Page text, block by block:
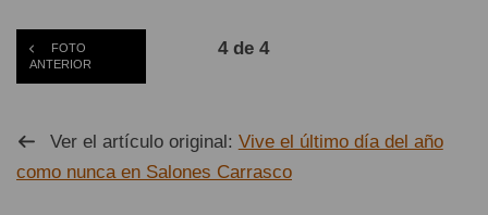
FOTO
ANTERIOR
4 de 4
Ver el artículo original: Vive el último día del año
como nunca en Salones Carrasco